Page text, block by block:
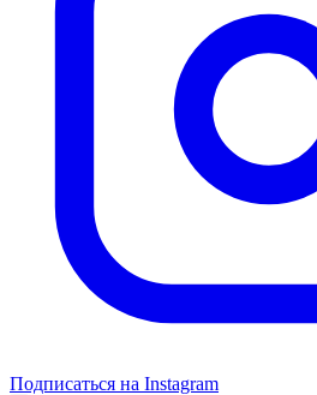
Подписаться на Instagram